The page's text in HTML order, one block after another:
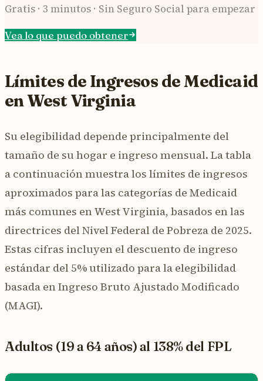
Gratis · 3 minutos · Sin Seguro Social para empezar
Vea lo que puedo obtener
Límites de Ingresos de Medicaid
en West Virginia
Su elegibilidad depende principalmente del
tamaño de su hogar e ingreso mensual. La tabla
a continuación muestra los límites de ingresos
aproximados para las categorías de Medicaid
más comunes en West Virginia, basados en las
directrices del Nivel Federal de Pobreza de 2025.
Estas cifras incluyen el descuento de ingreso
estándar del 5% utilizado para la elegibilidad
basada en Ingreso Bruto Ajustado Modificado
(MAGI).
Adultos (19 a 64 años) al 138% del FPL